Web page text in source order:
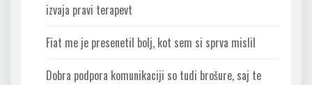
izvaja pravi terapevt
Fiat me je presenetil bolj, kot sem si sprva mislil
Dobra podpora komunikaciji so tudi brošure, saj te